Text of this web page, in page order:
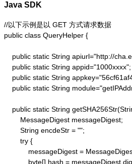
Java SDK
//以下示例是以 GET 方式请求数据
public class QueryHelper {
public static String apiurl="http://
    public static String appid="1000xxxx";
public static String
public static String
public static String
        MessageDigest messageDigest;
        String encdeStr = "";
        try {
messageDigest =
byte[] hash =